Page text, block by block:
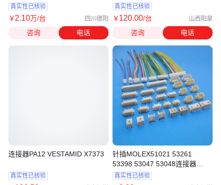
方一力
真实性已核验
￥2.10万/台 四川德阳
咨询 电话
连接器PA12 VESTAMID X7373
真实性已核验
震垫
真实性已核验
￥120.00/台 山西阳泉
咨询 电话
针插MOLEX51021 53261
53398 53047 53048连接器
MX9pin
真实性已核验